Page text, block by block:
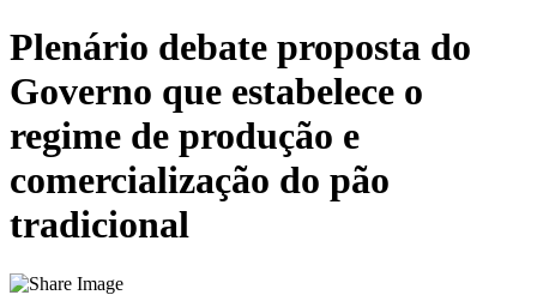
Plenário debate proposta do
Governo que estabelece o
regime de produção e
comercialização do pão
tradicional